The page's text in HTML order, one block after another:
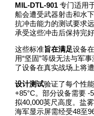
MIL-DTL-901 专门适用
船会遭受武器射击和水
抗冲击能力的测试要求
承受这些冲击后保持完
这些标准旨在满足设备
用“坚固”等级无法与军
了设备在真实战场上将
设计测试验证了每个性
+85°C。部分设备需要 -
拟40,000英尺高度。盐
海军显示屏需经受48至